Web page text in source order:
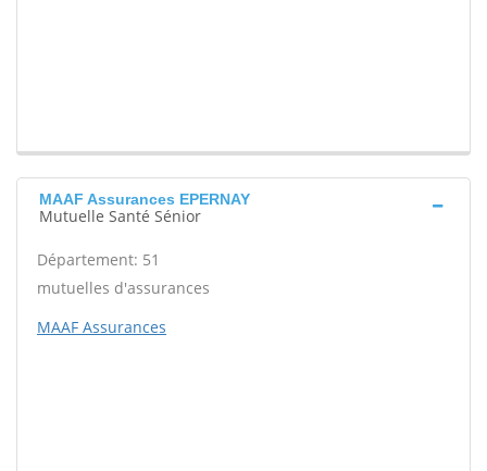
MAAF Assurances EPERNAY
Mutuelle Santé Sénior
Département: 51
mutuelles d'assurances
MAAF Assurances